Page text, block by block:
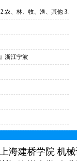
农、林、牧、渔、其他 3.
浙江宁波
海建桥学院 机